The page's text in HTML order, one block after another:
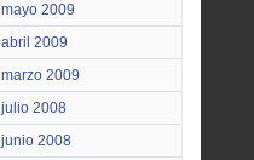
mayo 2009
abril 2009
marzo 2009
julio 2008
junio 2008